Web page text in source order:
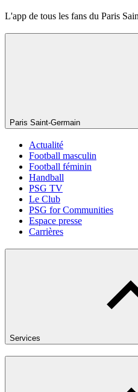
L'app de tous les fans du Paris
Paris Saint-Germain
Actualité
Football masculin
Football féminin
Handball
PSG TV
Le Club
PSG for Communities
Espace presse
Carrières
Services